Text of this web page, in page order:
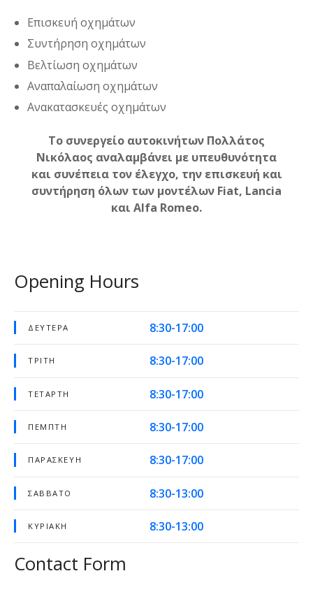
Επισκευή οχημάτων
Συντήρηση οχημάτων
Βελτίωση οχημάτων
Αναπαλαίωση οχημάτων
Ανακατασκευές οχημάτων
Το συνεργείο αυτοκινήτων Πολλάτος
Νικόλαος αναλαμβάνει με υπευθυνότητα
και συνέπεια τον έλεγχο, την επισκευή και
συντήρηση όλων των μοντέλων Fiat, Lancia
και Alfa Romeo.
Opening Hours
ΔΕΥΤΈΡΑ 8:30-17:00
ΤΡΊΤΗ 8:30-17:00
ΤΕΤΆΡΤΗ 8:30-17:00
ΠΈΜΠΤΗ 8:30-17:00
ΠΑΡΑΣΚΕΥΉ 8:30-17:00
ΣΆΒΒΑΤΟ 8:30-13:00
ΚΥΡΙΑΚΉ 8:30-13:00
Contact Form